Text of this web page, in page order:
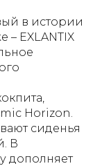
в истории
EXLANTIX
Horizon.
сиденья
В
дополняет